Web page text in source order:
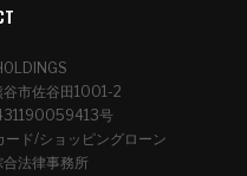
市佐谷田1001-2
号
ド/ショッピングローン
法律事務所